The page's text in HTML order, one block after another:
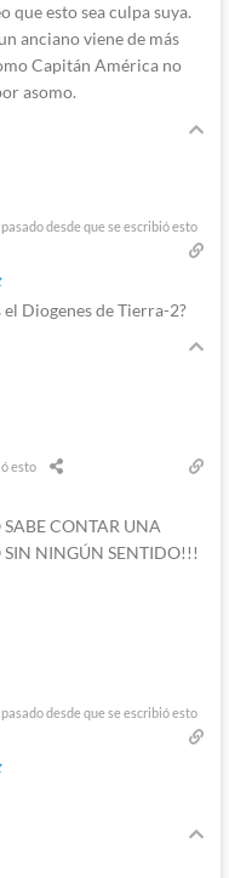
que esto sea culpa suya.
anciano viene de más
Capitán América no
asomo.
desde que se escribió esto
Diogenes de Tierra-2?
esto
CONTAR UNA
NINGÚN SENTIDO!!!
desde que se escribió esto